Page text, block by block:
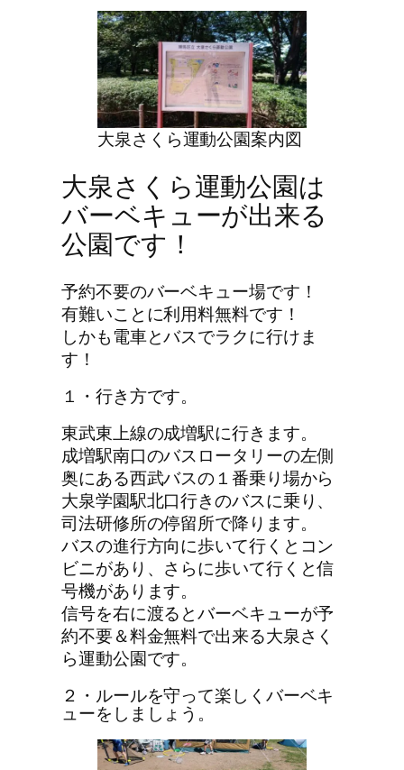
大泉さくら運動公園案内図
大泉さくら運動公園は
バーベキューが出来る
公園です！
予約不要のバーベキュー場です！
有難いことに利用料無料です！
しかも電車とバスでラクに行けま
す！
１・行き方です。
東武東上線の成増駅に行きます。
成増駅南口のバスロータリーの左側
奥にある西武バスの１番乗り場から
大泉学園駅北口行きのバスに乗り、
司法研修所の停留所で降ります。
バスの進行方向に歩いて行くとコン
ビニがあり、さらに歩いて行くと信
号機があります。
信号を右に渡るとバーベキューが予
約不要＆料金無料で出来る大泉さく
ら運動公園です。
２・ルールを守って楽しくバーベキ
ューをしましょう。